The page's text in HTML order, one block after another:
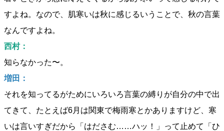
すよね。なので、肌寒いは秋に感じるいうことで、秋の言葉
なんですよね。
西村：
知らなかった〜。
増田：
それを知ってるがためにいろいろ言葉の縛りが自分の中で出
てきて、たとえば6月は関東で梅雨寒とかありますけど、寒
いは言いすぎだから「はださむ……ハッ！」って止めて「ひ